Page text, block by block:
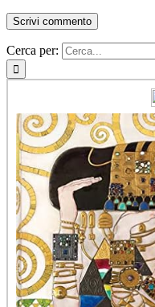
Cerca per: